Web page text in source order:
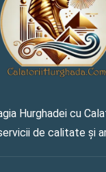
Hurghadei cu
de calitate și